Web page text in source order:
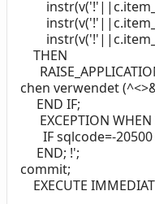
THEN
chen verwendet
END IF;
EXCEPTION WHEN
IF sqlcode=-20500
END; !';
commit;
EXECUTE